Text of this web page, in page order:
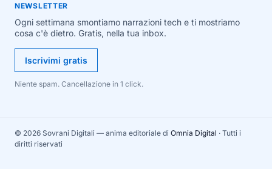
NEWSLETTER
Ogni settimana smontiamo narrazioni tech e ti mostriamo
cosa c'è dietro. Gratis, nella tua inbox.
Iscrivimi gratis
Niente spam. Cancellazione in 1 click.
© 2026 Sovrani Digitali — anima editoriale di Omnia Digital · Tutti i
diritti riservati